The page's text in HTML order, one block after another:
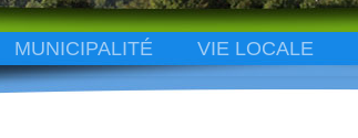
MUNICIPALITÉ VIE LOCALE